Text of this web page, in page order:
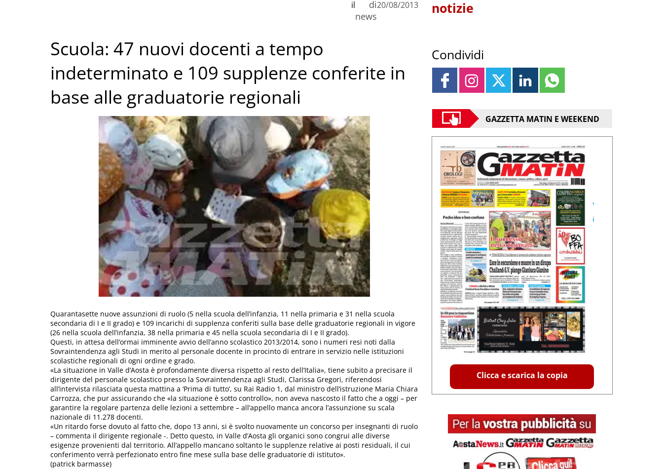
di
news
il 20/08/2013
Scuola: 47 nuovi docenti a tempo
indeterminato e 109 supplenze conferite in
base alle graduatorie regionali
Quarantasette nuove assunzioni di ruolo (5 nella scuola dell’infanzia, 11 nella primaria e 31 nella scuola
secondaria di I e II grado) e 109 incarichi di supplenza conferiti sulla base delle graduatorie regionali in vigore
(26 nella scuola dell’infanzia, 38 nella primaria e 45 nella scuola secondaria di I e II grado).
Questi, in attesa dell’ormai imminente avvio dell’anno scolastico 2013/2014, sono i numeri resi noti dalla
Sovraintendenza agli Studi in merito al personale docente in procinto di entrare in servizio nelle istituzioni
scolastiche regionali di ogni ordine e grado.
«La situazione in Valle d’Aosta è profondamente diversa rispetto al resto dell’Italia», tiene subito a precisare il
dirigente del personale scolastico presso la Sovraintendenza agli Studi, Clarissa Gregori, riferendosi
all’intervista rilasciata questa mattina a ‘Prima di tutto’, su Rai Radio 1, dal ministro dell’istruzione Maria Chiara
Carrozza, che pur assicurando che «la situazione è sotto controllo», non aveva nascosto il fatto che a oggi – per
garantire la regolare partenza delle lezioni a settembre – all’appello manca ancora l’assunzione su scala
nazionale di 11.278 docenti.
«Un ritardo forse dovuto al fatto che, dopo 13 anni, si è svolto nuovamente un concorso per insegnanti di ruolo
– commenta il dirigente regionale -. Detto questo, in Valle d’Aosta gli organici sono congrui alle diverse
esigenze provenienti dal territorio. All’appello mancano soltanto le supplenze relative ai posti residuali, il cui
conferimento verrà perfezionato entro fine mese sulla base delle graduatorie di istituto».
(patrick barmasse)
notizie
Condividi
GAZZETTA MATIN E WEEKEND
Clicca e scarica la copia